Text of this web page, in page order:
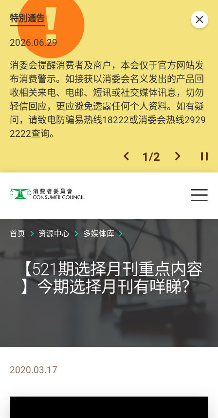
特別通告
2026.06.29
消委会提醒消费者及商户，本会仅于官方网站发
布消费警示。如接获以消委会名义发出的产品回
收相关来电、电邮、短讯或社交媒体讯息，切勿
轻信回应，更应避免透露任何个人资料。如有疑
问，请致电防骗易热线18222或消委会热线2929
2222查询。
上一个
1/2 下一个开
关闭
消费者委员会 目
首页 资源中心 多媒体库
【521期选择月刊重点内容
】今期选择月刊有咩睇？
2020.03.17